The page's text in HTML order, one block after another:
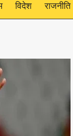
विदेश राजनीति